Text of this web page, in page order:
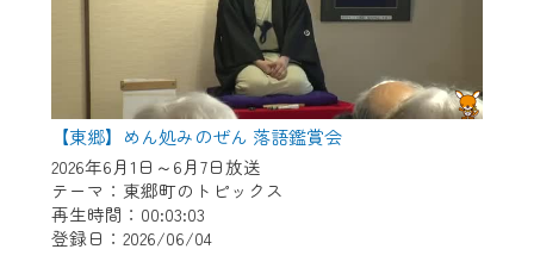
【東郷】めん処みのぜん 落語鑑賞会
2026年6月1日～6月7日放送
テーマ：東郷町のトピックス
再生時間：00:03:03
登録日：2026/06/04
よろしくお願いいたします。